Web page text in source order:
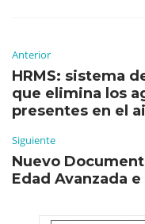
Anterior
HRMS: sistema
que elimina los
presentes en el
Siguiente
Nuevo
Edad Avanzada